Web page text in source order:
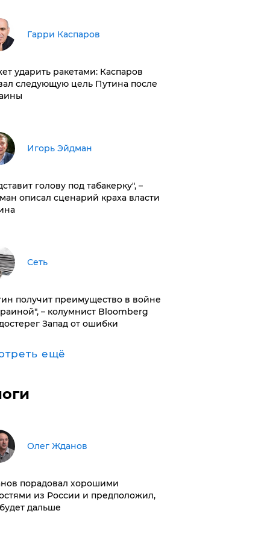
Гарри Каспаров
ударить ракетами: Каспаров
следующую цель Путина после
Игорь Эйдман
голову под табакерку", –
описал сценарий краха власти
Сеть
получит преимущество в войне
– колумнист Bloomberg
Запад от ошибки
ещё
Олег Жданов
порадовал хорошими
из России и предположил,
дальше